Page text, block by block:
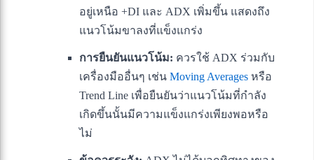
อยู่เหนือ +DI และ ADX เพิ่มขึ้น แสดงถึง
แนวโน้มขาลงที่แข็งแกร่ง
การยืนยันแนวโน้ม: ควรใช้ ADX ร่วมกับ
เครื่องมืออื่นๆ เช่น Moving Averages หรือ
Trend Line เพื่อยืนยันว่าแนวโน้มที่กำลัง
เกิดขึ้นนั้นมีความแข็งแกร่งเพียงพอหรือ
ไม่